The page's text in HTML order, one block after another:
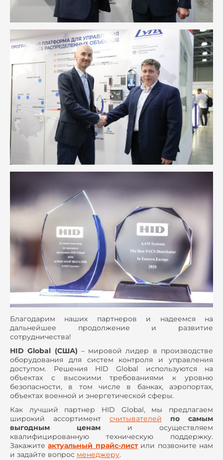
Благодарим наших партнеров и надеемся на
дальнейшее продолжение и развитие
сотрудничества!
HID Global (США) – мировой лидер в производстве
оборудования для систем контроля и управления
доступом. Решения HID Global используются на
объектах с высокими требованиями к уровню
безопасности, в том числе в банках, аэропортах,
объектах военной и энергетической сферы.
Как лучший партнер HID Global, мы предлагаем
широкий ассортимент считывателей
по самым
выгодным ценам и осуществляем
квалифицированную техническую поддержку.
Закажитеактуальный прайс-листили позвоните нам
и задайте вопрос менеджеру.